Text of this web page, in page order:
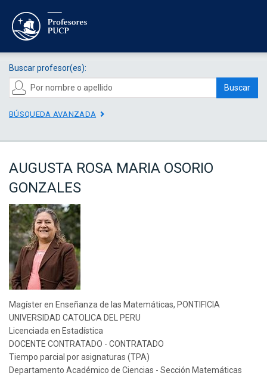
Buscar profesor(es):
Buscar
BÚSQUEDA AVANZADA
AUGUSTA ROSA MARIA OSORIO
GONZALES
Magíster en Enseñanza de las Matemáticas, PONTIFICIA
UNIVERSIDAD CATOLICA DEL PERU
Licenciada en Estadística
DOCENTE CONTRATADO - CONTRATADO
Tiempo parcial por asignaturas (TPA)
Departamento Académico de Ciencias - Sección Matemáticas